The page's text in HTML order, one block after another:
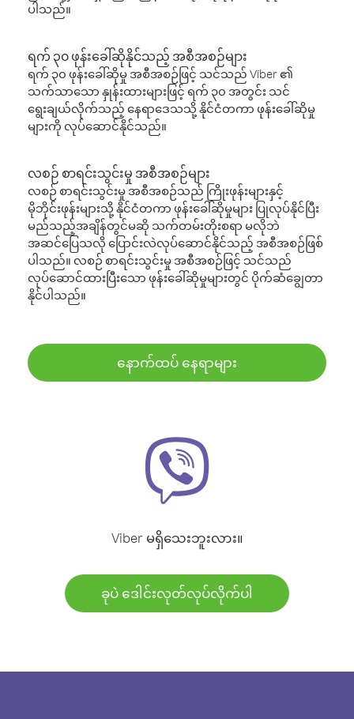
ပါသည်။
ရက် ၃၀ ဖုန်းခေါ်ဆိုနိုင်သည့် အစီအစဉ်များ
ရက် ၃၀ ဖုန်းခေါ်ဆိုမှု အစီအစဉ်ဖြင့် သင်သည် Viber ၏
သက်သာသော နှုန်းထားများဖြင့် ရက် ၃၀ အတွင်း သင်
ရွေးချယ်လိုက်သည့် နေရာဒေသသို့ နိုင်ငံတကာ ဖုန်းခေါ်ဆိုမှု
များကို လုပ်ဆောင်နိုင်သည်။
လစဉ် စာရင်းသွင်းမှု အစီအစဉ်များ
လစဉ် စာရင်းသွင်းမှု အစီအစဉ်သည် ကြိုးဖုန်းများနှင့်
မိုဘိုင်းဖုန်းများသို့ နိုင်ငံတကာ ဖုန်းခေါ်ဆိုမှုများ ပြုလုပ်နိုင်ပြီး
မည်သည့်အချိန်တွင်မဆို သက်တမ်းတိုးစရာ မလိုဘဲ
အဆင်ပြေသလို ပြောင်းလဲလုပ်ဆောင်နိုင်သည့် အစီအစဉ်ဖြစ်
ပါသည်။ လစဉ် စာရင်းသွင်းမှု အစီအစဉ်ဖြင့် သင်သည်
လုပ်ဆောင်ထားပြီးသော ဖုန်းခေါ်ဆိုမှုများတွင် ပိုက်ဆံချွေတာ
နိုင်ပါသည်။
နောက်ထပ် နေရာများ
Viber မရှိသေးဘူးလား။
ခုပဲ ဒေါင်းလုတ်လုပ်လိုက်ပါ